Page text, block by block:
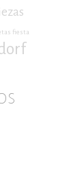
fiesta